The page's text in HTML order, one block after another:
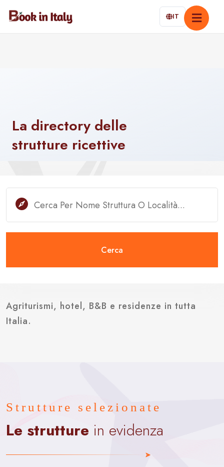
IT
La directory delle
strutture ricettive
Cerca
Agriturismi, hotel, B&B e residenze in tutta
Italia.
Strutture selezionate
Le strutture in evidenza